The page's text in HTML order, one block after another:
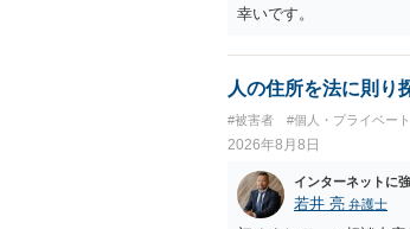
幸いです。
人の住所を法に則り
#被害者 #個人・プライベート
2026年8月8日
インターネットに
若井 亮 弁護士